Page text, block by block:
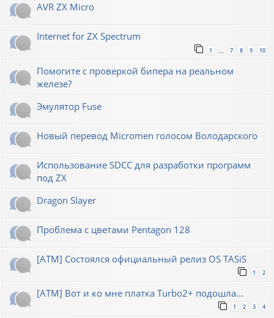
AVR ZX Micro
Internet for ZX Spectrum
1 7 8 9 10
Помогите с проверкой бипера на реальном
железе?
Эмулятор Fuse
Новый перевод Micromen голосом Володарского
Использование SDCC для разработки программ
под ZX
Dragon Slayer
Проблема с цветами Pentagon 128
[ATM] Состоялся официальный релиз OS TASiS
1 2
[ATM] Вот и ко мне платка Turbo2+ подошла...
1 2 3 4